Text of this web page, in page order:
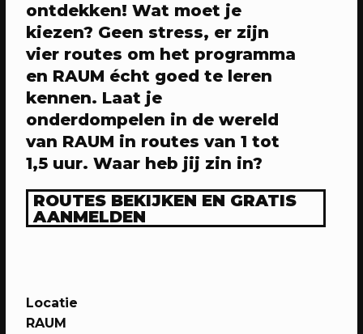
03/05/2024
Pleinotheek - Meivakantie vrijdag
Vier vakantie bij de Pleinotheek!
Locatie
RAUM
ontdekken! Wat moet je
kiezen? Geen stress, er zijn
vier routes om het programma
en RAUM écht goed te leren
kennen. Laat je
onderdompelen in de wereld
van RAUM in routes van 1 tot
1,5 uur. Waar heb jij zin in?
ROUTES BEKIJKEN EN GRATIS
AANMELDEN